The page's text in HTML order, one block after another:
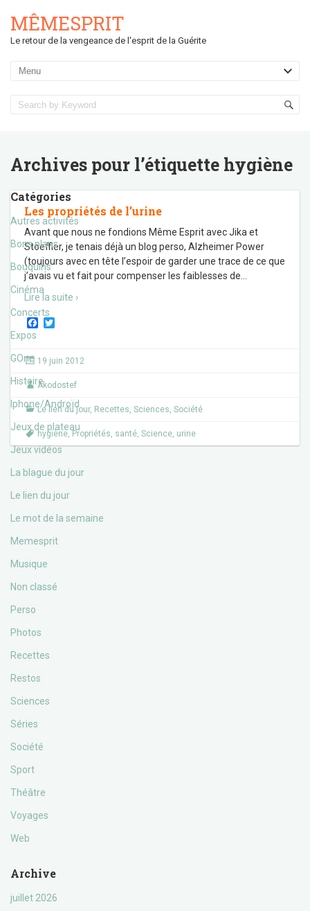
MÊMESPRIT
Le retour de la vengeance de l'esprit de la Guérite
Archives pour l’étiquette hygiène
Catégories
Autres activités
Bons plans
Bouquins
Cinéma
Concerts
Expos
GOne
Histoire
Iphone/Androïd
Jeux de plateau
Jeux vidéos
La blague du jour
Le lien du jour
Le mot de la semaine
Memesprit
Musique
Non classé
Perso
Photos
Recettes
Restos
Sciences
Séries
Société
Sport
Théâtre
Voyages
Web
Archive
juillet 2026
Les propriétés de l’urine
Avant que nous ne fondions Même Esprit avec Jika et
Stoeffler, je tenais déjà un blog perso, Alzheimer Power
(toujours avec en tête l’espoir de garder une trace de ce que
j’avais vu et fait pour compenser les faiblesses de
Lire la suite ›
F
e
b
o
o
k
t
t
r
19 juin 2012
Akodostef
Le lien du jour, Recettes, Sciences, Société
hygiène, Propriétés, santé, Science, urine